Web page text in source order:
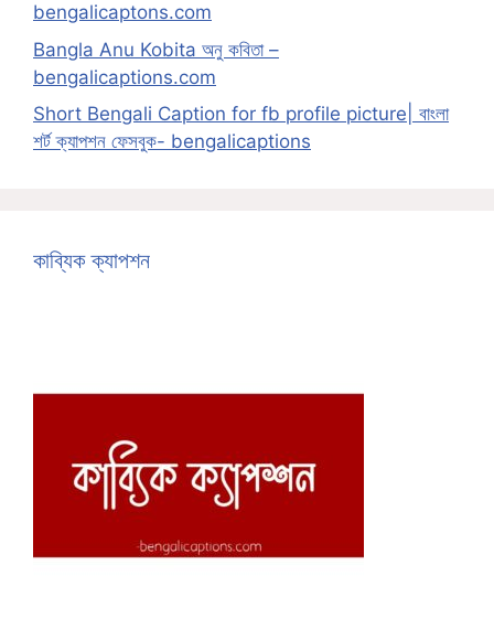
bengalicaptons.com
Bangla Anu Kobita অনু কবিতা –
bengalicaptions.com
Short Bengali Caption for fb profile picture| বাংলা
শর্ট ক্যাপশন ফেসবুক- bengalicaptions
কাব্যিক ক্যাপশন